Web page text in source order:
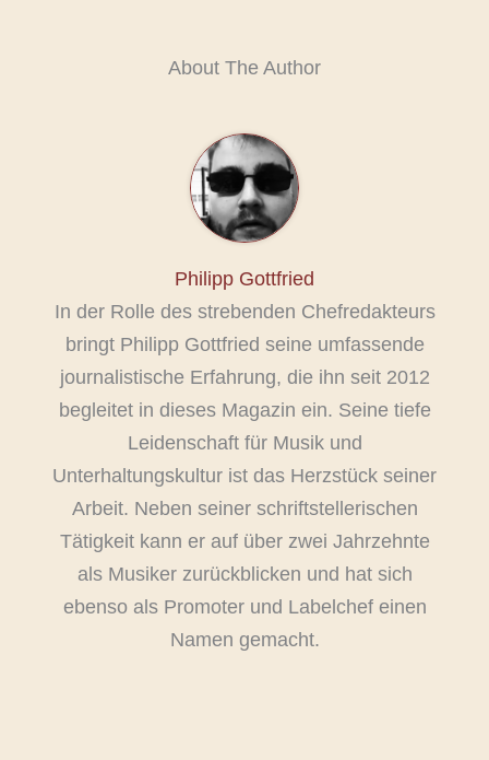
About The Author
Philipp Gottfried
In der Rolle des strebenden Chefredakteurs
bringt Philipp Gottfried seine umfassende
journalistische Erfahrung, die ihn seit 2012
begleitet in dieses Magazin ein. Seine tiefe
Leidenschaft für Musik und
Unterhaltungskultur ist das Herzstück seiner
Arbeit. Neben seiner schriftstellerischen
Tätigkeit kann er auf über zwei Jahrzehnte
als Musiker zurückblicken und hat sich
ebenso als Promoter und Labelchef einen
Namen gemacht.